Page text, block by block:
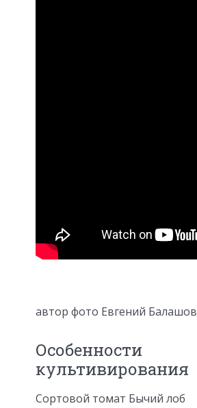
автор фото Евгений Балашов
Особенности
культивирования
Сортовой томат Бычий лоб